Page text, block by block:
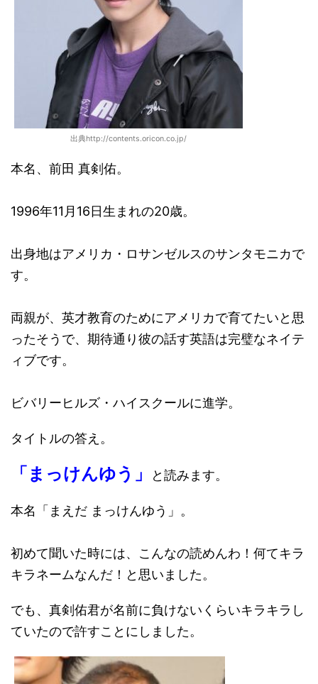
出典http://contents.oricon.co.jp/
本名、前田 真剣佑。
1996年11月16日生まれの20歳。
出身地はアメリカ・ロサンゼルスのサンタモニカで
す。
両親が、英才教育のためにアメリカで育てたいと思
ったそうで、期待通り彼の話す英語は完璧なネイテ
ィブです。
ビバリーヒルズ・ハイスクールに進学。
タイトルの答え。
「まっけんゆう」 と読みます。
本名「まえだ まっけんゆう」。
初めて聞いた時には、こんなの読めんわ！何てキラ
キラネームなんだ！と思いました。
でも、真剣佑君が名前に負けないくらいキラキラし
ていたので許すことにしました。